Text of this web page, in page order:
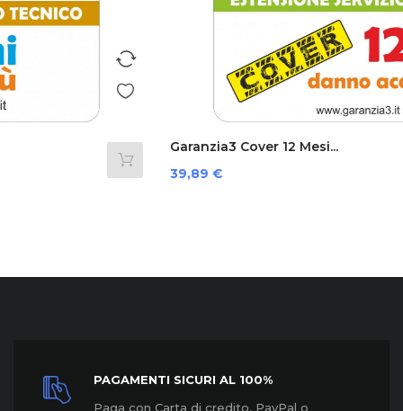
Garanzia3 Cover 12 Mesi...
PAGAMENTI SICURI AL 100%
Paga con Carta di credito, PayPal o